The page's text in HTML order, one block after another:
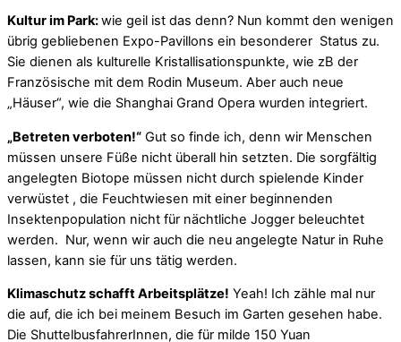
Kultur im Park:wie geil ist das denn? Nun kommt den wenigen
übrig gebliebenen Expo-Pavillons ein besonderer Status zu.
Sie dienen als kulturelle Kristallisationspunkte, wie zB der
Französische mit dem Rodin Museum. Aber auch neue
„Häuser“, wie die Shanghai Grand Opera wurden integriert.
„Betreten verboten!“ Gut so finde ich, denn wir Menschen
müssen unsere Füße nicht überall hin setzten. Die sorgfältig
angelegten Biotope müssen nicht durch spielende Kinder
verwüstet , die Feuchtwiesen mit einer beginnenden
Insektenpopulation nicht für nächtliche Jogger beleuchtet
werden. Nur, wenn wir auch die neu angelegte Natur in Ruhe
lassen, kann sie für uns tätig werden.
Klimaschutz schafft Arbeitsplätze! Yeah! Ich zähle mal nur
die auf, die ich bei meinem Besuch im Garten gesehen habe.
Die ShuttelbusfahrerInnen, die für milde 150 Yuan